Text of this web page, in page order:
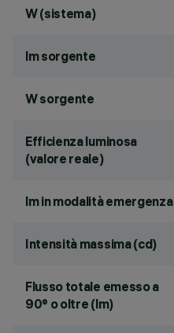
W (sistema)
lm sorgente
W sorgente
Efficienza luminosa
(valore reale)
lm in modalità emergenza
Intensità massima (cd)
Flusso totale emesso a
90° o oltre (lm)